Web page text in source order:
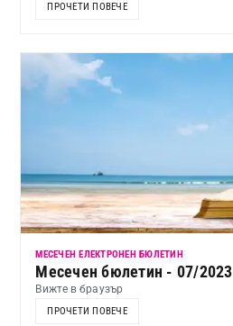
ПРОЧЕТИ ПОВЕЧЕ
МЕСЕЧЕН ЕЛЕКТРОНЕН БЮЛЕТИН
Месечен бюлетин - 07/2023
Вижте в браузър
ПРОЧЕТИ ПОВЕЧЕ